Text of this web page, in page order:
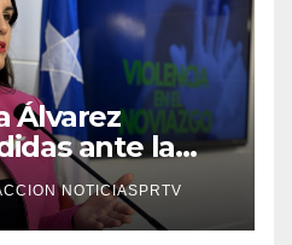
Álvarez
ante la
noviazgo
NOTICIASPRTV